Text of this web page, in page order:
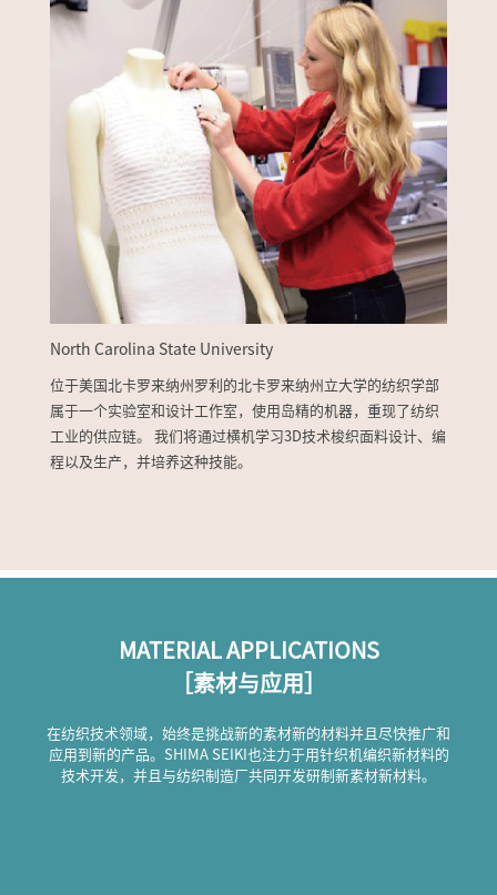
North Carolina State University
位于美国北卡罗来纳州罗利的北卡罗来纳州立大学的纺织学部
属于一个实验室和设计工作室，使用岛精的机器，重现了纺织
工业的供应链。 我们将通过横机学习3D技术梭织面料设计、编
程以及生产，并培养这种技能。
MATERIAL APPLICATIONS
［素材与应用］
在纺织技术领域，始终是挑战新的素材新的材料并且尽快推广和
应用到新的产品。SHIMA SEIKI也注力于用针织机编织新材料的
技术开发，并且与纺织制造厂共同开发研制新素材新材料。